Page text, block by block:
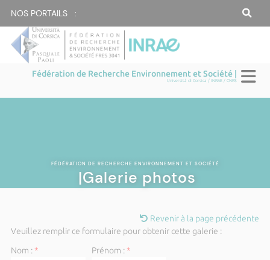
NOS PORTAILS :
Fédération de Recherche Environnement et Société |
Università di Corsica / INRAE / CNRS
FÉDÉRATION DE RECHERCHE ENVIRONNEMENT ET SOCIÉTÉ
|Galerie photos
Revenir à la page précédente
Veuillez remplir ce formulaire pour obtenir cette galerie :
Nom :* Prénom :*